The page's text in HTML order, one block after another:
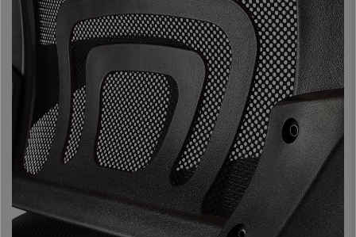
Ces accoudoirs designsont très séduisants. Lepiétement fabriqué en
polyamide
est très robuste, conçu pour durer de nombreuses années. De
plus, ce modèle est
disponible en six couleurs différentes, vous
pourrez ainsi choisir celle qui s’adapte le mieux avec votre décoration.
Vous ne trouverez pas de Modèles similaires dans les magasins à moins
de 139€. Il s’agit d’unechaise de bonne qualité, stable et durable,
parfaite pour être utilisée quotidiennement. Ne manquez pas cette
opportunité et faites l’acquisition de cette magnifique chaise avec le
meilleur rapport qualité-prix.
•Hauteur de l’assise ajustable avec système Toplift
• Dossier ergonomique avec support lombaire flexible